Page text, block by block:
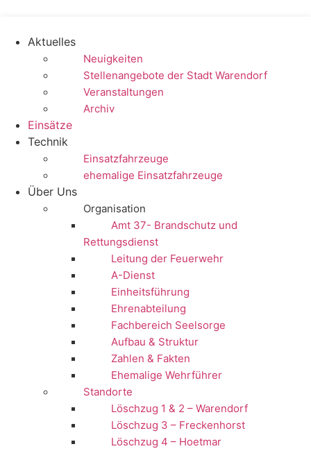
springenAktuelles
Neuigkeiten
Stellenangebote der Stadt Warendorf
Veranstaltungen
Archiv
Einsätze
Technik
Einsatzfahrzeuge
ehemalige Einsatzfahrzeuge
Über Uns
Organisation
Amt 37- Brandschutz und
Rettungsdienst
Leitung der Feuerwehr
A-Dienst
Einheitsführung
Ehrenabteilung
Fachbereich Seelsorge
Aufbau & Struktur
Zahlen & Fakten
Ehemalige Wehrführer
Standorte
Löschzug 1 & 2 – Warendorf
Löschzug 3 – Freckenhorst
Löschzug 4 – Hoetmar